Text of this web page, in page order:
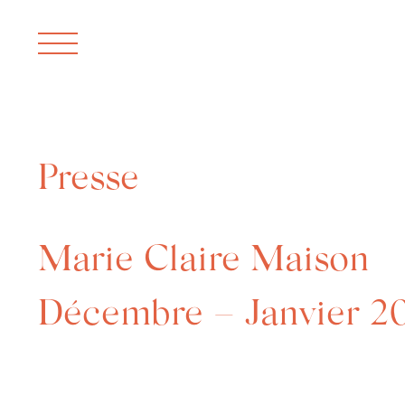
Presse
Marie Claire Maison
Décembre – Janvier